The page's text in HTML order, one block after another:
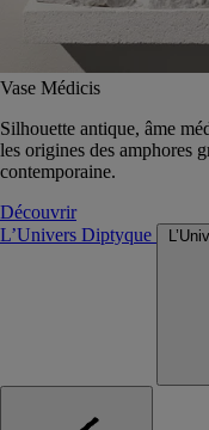
Vase Médicis
Silhouette antique, âme
les origines des amphores
contemporaine.
Découvrir
L’Univers Diptyque